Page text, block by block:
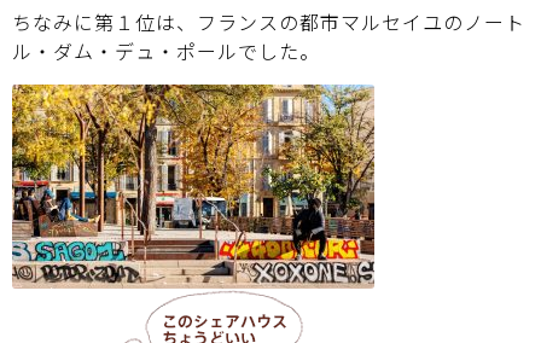
ちなみに第１位は、フランスの都市マルセイユのノート
ル・ダム・デュ・ポールでした。